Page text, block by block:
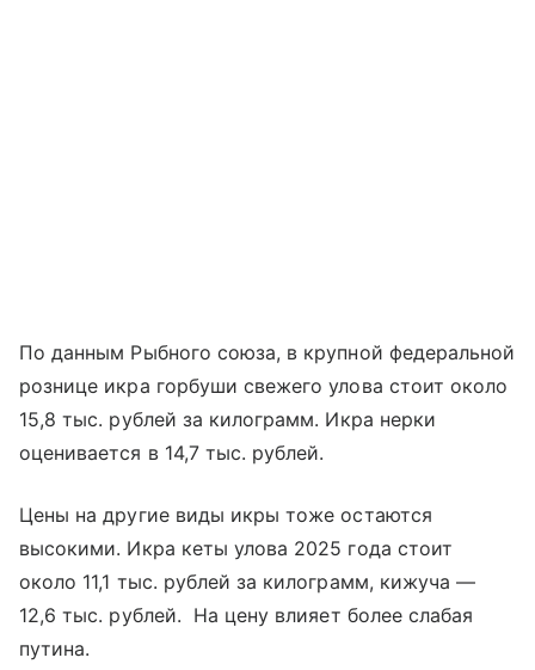
По данным Рыбного союза, в крупной федеральной
рознице икра горбуши свежего улова стоит около
15,8 тыс. рублей за килограмм. Икра нерки
оценивается в 14,7 тыс. рублей.
Цены на другие виды икры тоже остаются
высокими. Икра кеты улова 2025 года стоит
около 11,1 тыс. рублей за килограмм, кижуча —
12,6 тыс. рублей. На цену влияет более слабая
путина.